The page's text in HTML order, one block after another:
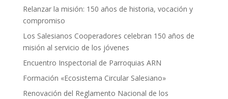
Relanzar la misión: 150 años de historia, vocación y
compromiso
Los Salesianos Cooperadores celebran 150 años de
misión al servicio de los jóvenes
Encuentro Inspectorial de Parroquias ARN
Formación «Ecosistema Circular Salesiano»
Renovación del Reglamento Nacional de los